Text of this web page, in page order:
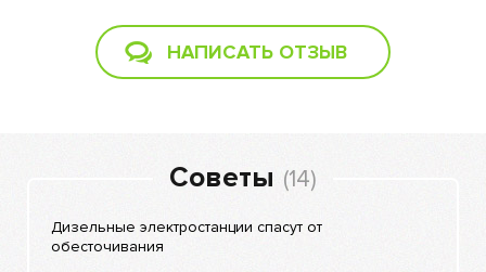
НАПИСАТЬ ОТЗЫВ
Советы (14)
Дизельные электростанции спасут от
обесточивания